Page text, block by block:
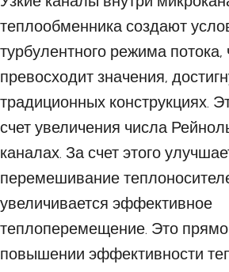
теплообменника создают
турбулентного режима потока,
превосходит значения,
традиционных конструкциях.
счет увеличения числа
каналах. За счет этого
перемешивание
увеличивается эффективное
теплоперемещение. Это прямо
повышении эффективности